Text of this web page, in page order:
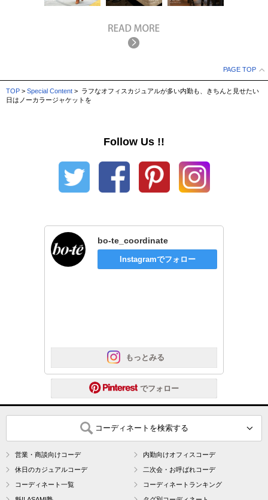
PAGE TOP
TOP > Special Content > ラフなオフィスカジュアルが多い内勤も、きちんと見せたい
日はノーカラージャケットを
Follow Us !!
でフォロー
bo-te_coordinate
Instagramでフォロー
もっとみる
コーディネートを検索する
営業・商談向けコーデ 内勤向けオフィスコーデ
休日のカジュアルコーデ 二次会・お呼ばれコーデ
コーディネート一覧 コーディネートランキング